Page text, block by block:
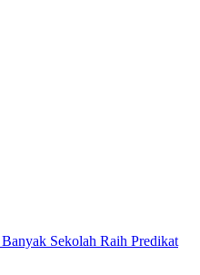
Sekolah Raih Predikat